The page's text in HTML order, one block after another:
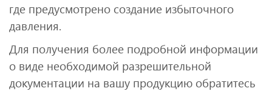
где предусмотрено создание избыточного
давления.
Для получения более подробной информации
о виде необходимой разрешительной
документации на вашу продукцию обратитесь